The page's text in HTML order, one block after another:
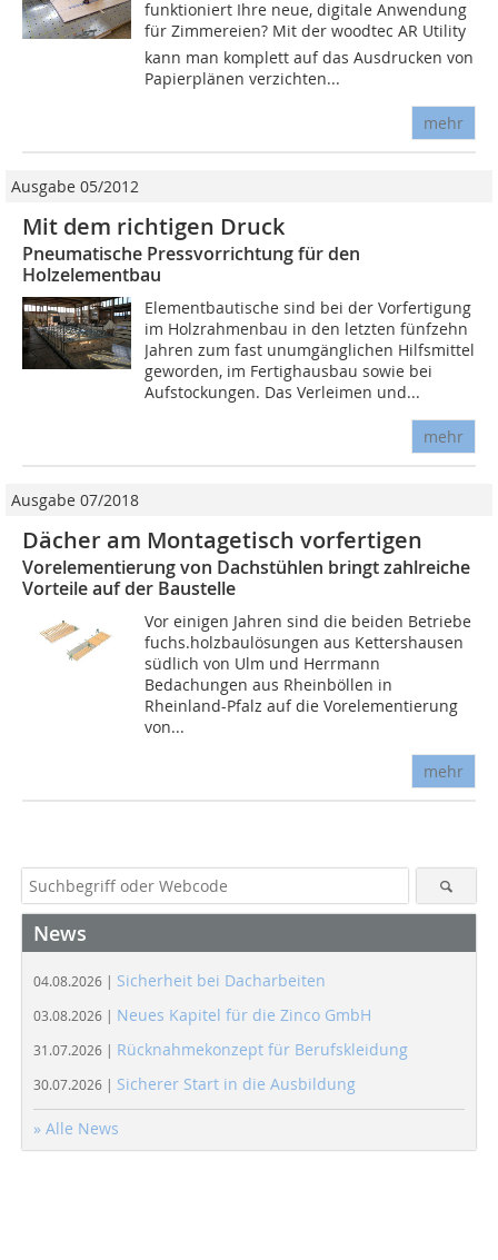
funktioniert Ihre neue, digitale Anwendung
für Zimmereien? Mit der woodtec AR Utility
kann man komplett auf das Ausdrucken von
Papierplänen verzichten...
mehr
Ausgabe 05/2012
Mit dem richtigen Druck
Pneumatische Pressvorrichtung für den
Holzelementbau
Elementbautische sind bei der Vorfertigung
im Holzrahmenbau in den letzten fünfzehn
Jahren zum fast unumgänglichen Hilfsmittel
geworden, im Fertighausbau sowie bei
Aufstockungen. Das Verleimen und...
mehr
Ausgabe 07/2018
Dächer am Montagetisch vorfertigen
Vorelementierung von Dachstühlen bringt zahlreiche
Vorteile auf der Baustelle
Vor einigen Jahren sind die beiden Betriebe
fuchs.holzbaulösungen aus Kettershausen
südlich von Ulm und Herrmann
Bedachungen aus Rheinböllen in
Rheinland-Pfalz auf die Vorelementierung
von...
mehr
News
04.08.2026 | Sicherheit bei Dacharbeiten
03.08.2026 | Neues Kapitel für die Zinco GmbH
31.07.2026 | Rücknahmekonzept für Berufskleidung
30.07.2026 | Sicherer Start in die Ausbildung
» Alle News